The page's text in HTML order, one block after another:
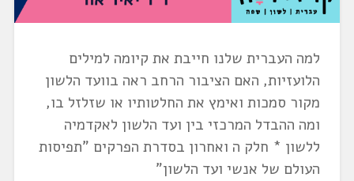
למה העברית שלנו חייבת את קיומה למילים
הלועזיות, האם הציבור הרחב ראה בוועד הלשון
מקור סמכות ואימץ את החלטותיו או שזלזל בו,
ומה ההבדל המרכזי בין ועד הלשון לאקדמיה
ללשון * חלק ה ואחרון בסדרת הפרקים "תפיסות
העולם של אנשי ועד הלשון"